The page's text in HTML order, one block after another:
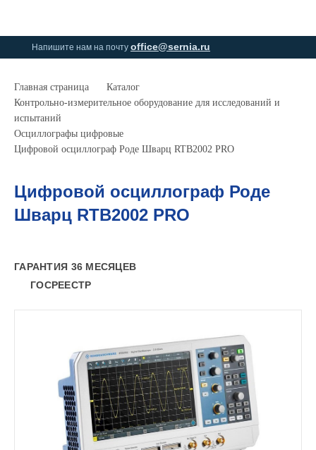
Напишите нам на почту office@sernia.ru
Главная страница
Каталог
Контрольно-измерительное оборудование для исследований и
испытаний
Осциллографы цифровые
Цифровой осциллограф Роде Шварц RTB2002 PRO
Цифровой осциллограф Роде
Шварц RTB2002 PRO
ГАРАНТИЯ 36 МЕСЯЦЕВ
ГОСРЕЕСТР